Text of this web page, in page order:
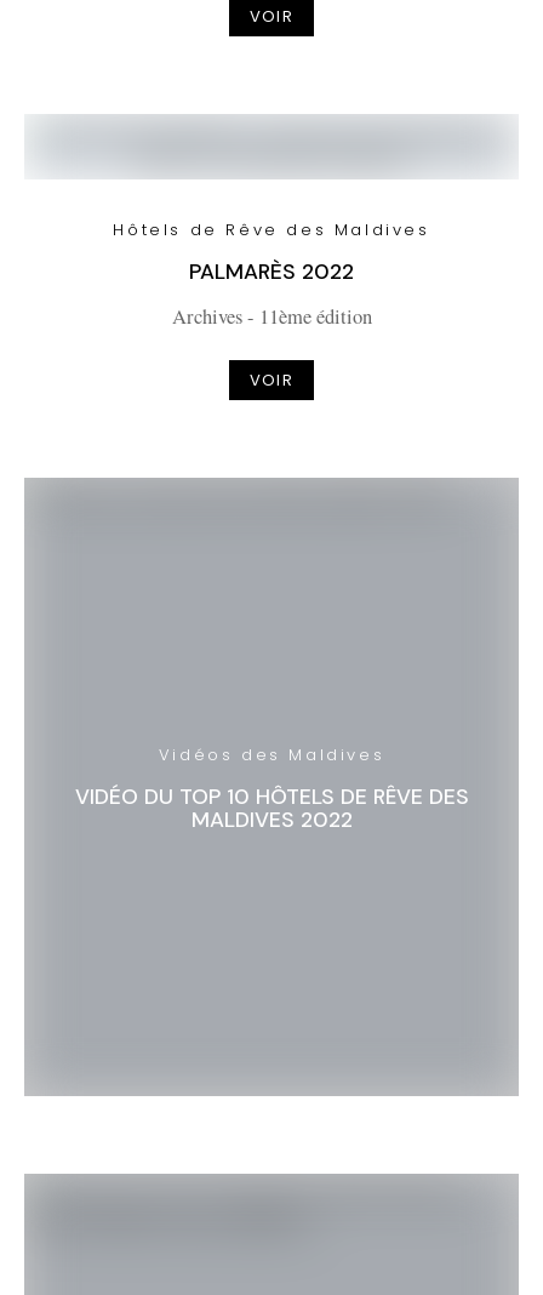
VOIR
Hôtels de Rêve des Maldives
PALMARÈS 2022
Archives - 11ème édition
VOIR
Vidéos des Maldives
VIDÉO DU TOP 10 HÔTELS DE RÊVE DES
MALDIVES 2022